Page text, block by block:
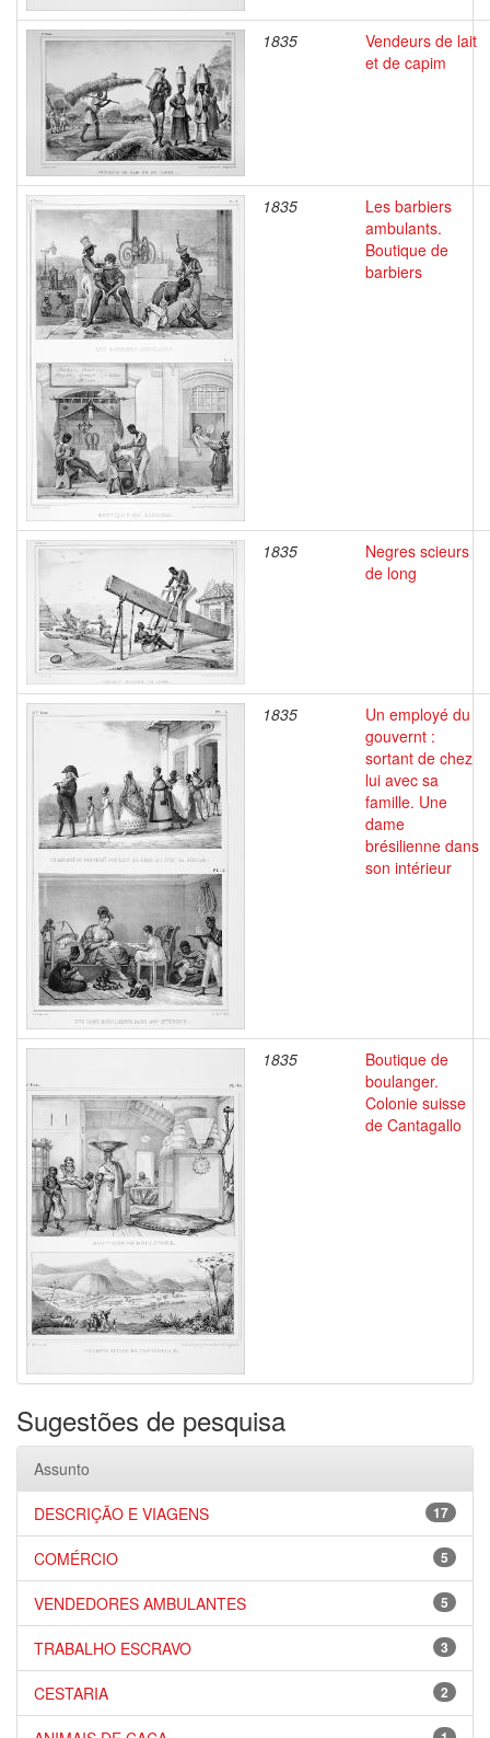
1835
Vendeurs de lait
et de capim
1835
Les barbiers
ambulants.
Boutique de
barbiers
1835
Negres scieurs
de long
1835
Un employé du
gouvernt :
sortant de chez
lui avec sa
famille. Une
dame
brésilienne dans
son intérieur
1835
Boutique de
boulanger.
Colonie suisse
de Cantagallo
Sugestões de pesquisa
Assunto
17
DESCRIÇÃO E VIAGENS
5
COMÉRCIO
5
VENDEDORES AMBULANTES
3
TRABALHO ESCRAVO
2
CESTARIA